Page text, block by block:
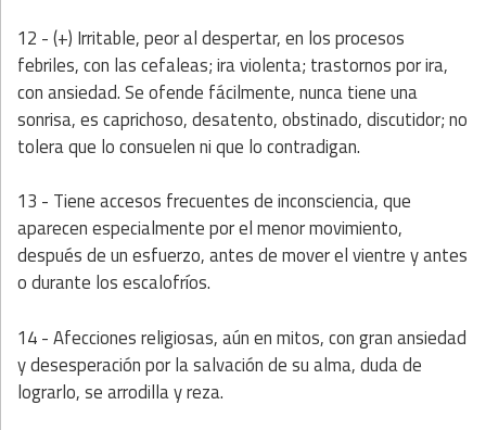
12 - (+) Irritable, peor al despertar, en los procesos
febriles, con las cefaleas; ira violenta; trastornos por ira,
con ansiedad. Se ofende fácilmente, nunca tiene una
sonrisa, es caprichoso, desatento, obstinado, discutidor; no
tolera que lo consuelen ni que lo contradigan.
13 - Tiene accesos frecuentes de inconsciencia, que
aparecen especialmente por el menor movimiento,
después de un esfuerzo, antes de mover el vientre y antes
o durante los escalofríos.
14 - Afecciones religiosas, aún en mitos, con gran ansiedad
y desesperación por la salvación de su alma, duda de
lograrlo, se arrodilla y reza.